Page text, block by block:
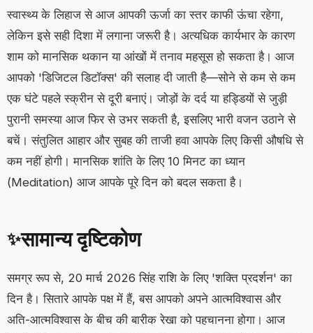
स्वास्थ्य के लिहाज से आज आपकी ऊर्जा का स्तर काफी ऊंचा रहेगा,
लेकिन इसे सही दिशा में लगाना जरूरी है। अत्यधिक कार्यभार के कारण
शाम को मानसिक थकान या आंखों में तनाव महसूस हो सकता है। आज
आपको 'डिजिटल डिटॉक्स' की सलाह दी जाती है—सोने से कम से कम
एक घंटे पहले स्क्रीन से दूरी बनाएं। जोड़ों के दर्द या हड्डियों से जुड़ी
पुरानी समस्या आज फिर से उभर सकती है, इसलिए भारी वजन उठाने से
बचें। संतुलित आहार और सुबह की ताजी हवा आपके लिए किसी औषधि से
कम नहीं होगी। मानसिक शांति के लिए 10 मिनट का ध्यान
(Meditation) आज आपके पूरे दिन को बदल सकता है।
✨सामान्य दृष्टिकोण
समग्र रूप से, 20 मार्च 2026 सिंह राशि के लिए 'शक्ति प्रदर्शन' का
दिन है। सितारे आपके पक्ष में हैं, बस आपको अपने आत्मविश्वास और
अति-आत्मविश्वास के बीच की बारीक रेखा को पहचानना होगा। आज